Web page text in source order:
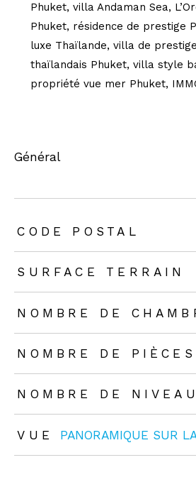
Phuket, villa Andaman Sea,
Phuket, résidence de prestige
luxe Thaïlande, villa de
thaïlandais Phuket, villa style
propriété vue mer Phuket,
général
TRAD_ZEPHYR_Caracteristique
CODE POSTAL
SURFACE TERRAIN
NOMBRE DE
NOMBRE DE PIÈCES
NOMBRE DE
VUE PANORAMIQUE SUR